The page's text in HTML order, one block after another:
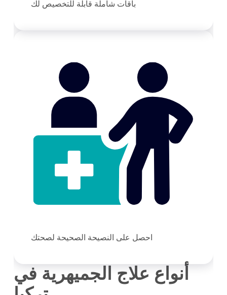
باقات شاملة قابلة للتخصيص لك
احصل على النصيحة الصحيحة لصحتك
أنواع علاج الجميهرية في